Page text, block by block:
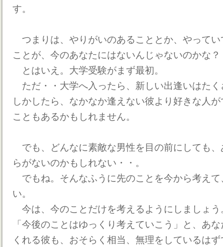
す。
つまりは、やりがいのあることとか、やって
ことが、今のあなたにはないんじゃないのかな？
とはいえ。大学受験がまず最初。
ただ・・大学へ入ったら、新しい出逢いはた
しかしたら、なかなか逢えない彼より好きな人
こともあるかもしれません。
でも、どんなに素敵な男性を目の前にしても
らがないのかもしれない・・。
でもね。そんなふうに先のことを今から考え
い。
今は、今のことだけを考えるようにしましょう
「今後のことはゆっくり考えていこう」と、あ
くれる彼も、おそらく相当、無理をしているは